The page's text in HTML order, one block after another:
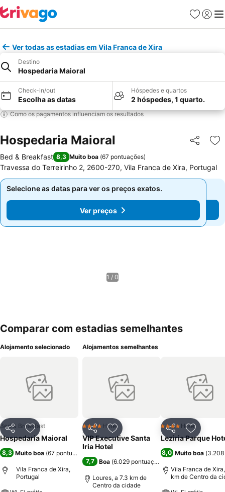
Favoritos
Iniciar
Ver todas as estadias em Vila Franca de Xira
Destino
Hospedaria Maioral
Check-in/out
Escolha as datas
Hóspedes e quartos
2 hóspedes, 1 quarto.
Como os pagamentos influenciam os resultados
Hospedaria Maioral Partilhar
Bed & Breakfast 8,3 Muito boa (67 pontuações)
Travessa do Terreirinho 2, 2600-270, Vila Franca de Xira, Portugal
Selecione as datas para ver os preços exatos.
Ver preços
Selecione as datas para ver os preços exatos.
Ver preços
1 / 0
Comparar com estadias semelhantes
Alojamento selecionado
PartilharAdicionar aos favoritos
Bed & Breakfast
Hospedaria Maioral
8,3 Muito boa (67 pontuações
Vila Franca de Xira,
Portugal
Alojamentos semelhantes
PartilharAdicionar aos favoritos
4 EstrelasHotel
VIP Executive Santa
Iria Hotel
7,7 Boa (6.029 pontuações
Loures, a 7.3 km de
Centro da cidade
Partilhar
4 EstrelasHotel
Leziria Parque
8,0 Muito boa (3.208
Vila Franca de
km de Centro da